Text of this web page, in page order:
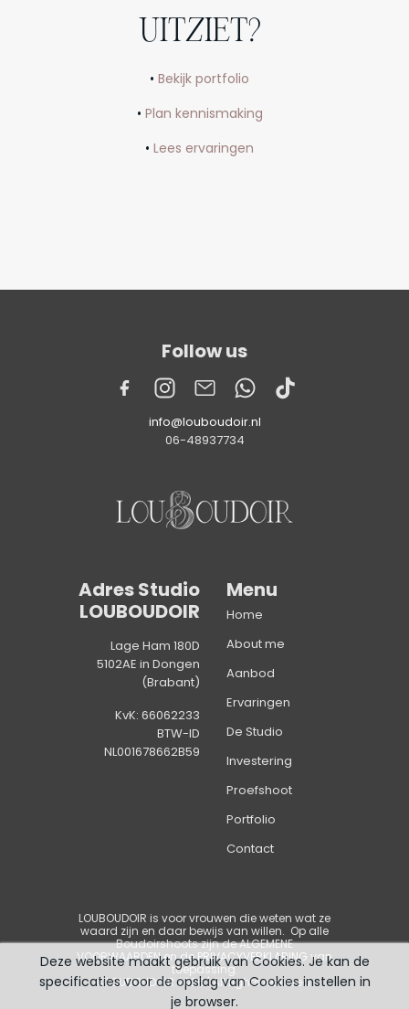
UITZIET?
• Bekijk portfolio
• Plan kennismaking
• Lees ervaringen
LOUBOUDOIR is voor vrouwen die weten wat ze
waard zijn en daar bewijs van willen. Op alle
Boudoirshoots zijn deALGEMENE
VOORWAARDENen dePRIVACYVERKLARING van
toepassing.
©LOUBOUDOIR 2026 | All rights reserved
Follow us
Menu
Home
About me
Aanbod
Ervaringen
De Studio
Investering
Proefshoot
Portfolio
Contact
Adres Studio
LOUBOUDOIR
Lage Ham 180D
5102AE in Dongen
(Brabant)
KvK: 66062233
BTW-ID
NL001678662B59
info@louboudoir.nl
06-48937734
Deze website maakt gebruik van Cookies. Je kan de
specificaties voor de opslag van Cookies instellen in
je browser.